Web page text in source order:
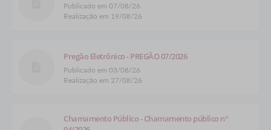
Publicado em 07/08/26
Realização em 19/08/26
Pregão Eletrônico - PREGÃO 07/2026
Publicado em 03/08/26
Realização em 27/08/26
Chamamento Público - Chamamento público n°